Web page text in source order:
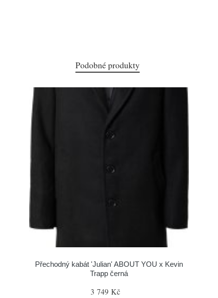
Podobné produkty
Přechodný kabát 'Julian' ABOUT YOU x Kevin
Trapp černá
3 749 Kč